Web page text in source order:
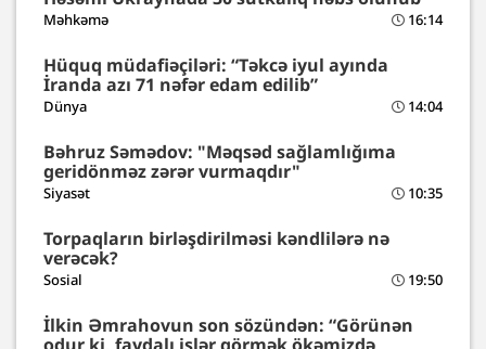
Məhkəmə 16:14
Hüquq müdafiəçiləri: “Təkcə iyul ayında
İranda azı 71 nəfər edam edilib”
Dünya 14:04
Bəhruz Səmədov: "Məqsəd sağlamlığıma
geridönməz zərər vurmaqdır"
Siyasət 10:35
Torpaqların birləşdirilməsi kəndlilərə nə
verəcək?
Sosial 19:50
İlkin Əmrahovun son sözündən: “Görünən